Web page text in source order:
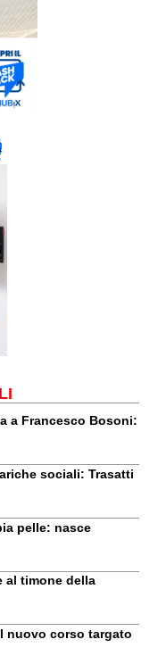
a Francesco Bosoni:
sociali: Trasatti
pelle: nasce
al timone della
nuovo corso targato